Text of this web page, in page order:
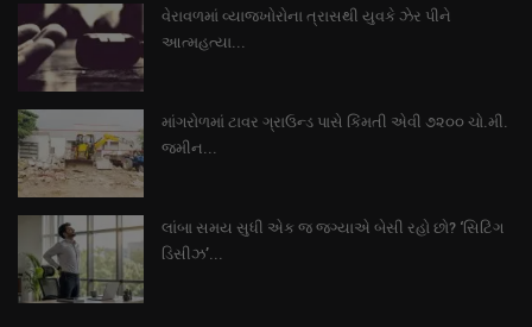
વેરાવળમાં વ્યાજખોરોના ત્રાસથી યુવકે ઝેર પીને
આત્મહત્યા...
માંગરોળમાં ટાવર ગ્રાઉન્ડ પાસે કિંમતી એવી ૭૨૦૦ ચો.મી.
જમીન...
લાંબા સમય સુધી એક જ જગ્યાએ બેસી રહો છો? ‘સિટિંગ
ડિસીઝ’...